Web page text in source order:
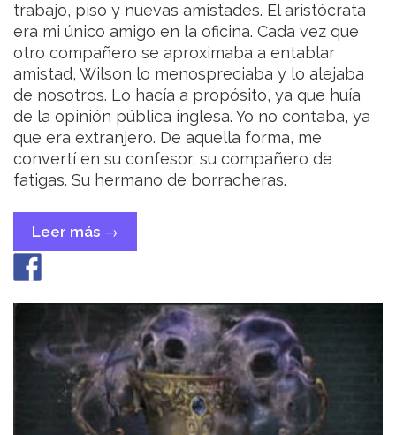
trabajo, piso y nuevas amistades. El aristócrata
era mi único amigo en la oficina. Cada vez que
otro compañero se aproximaba a entablar
amistad, Wilson lo menospreciaba y lo alejaba
de nosotros. Lo hacía a propósito, ya que huía
de la opinión pública inglesa. Yo no contaba, ya
que era extranjero. De aquella forma, me
convertí en su confesor, su compañero de
fatigas. Su hermano de borracheras.
Leer más «La
herencia
Wilson»
→